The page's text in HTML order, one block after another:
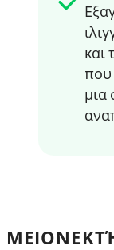
και
που
μια